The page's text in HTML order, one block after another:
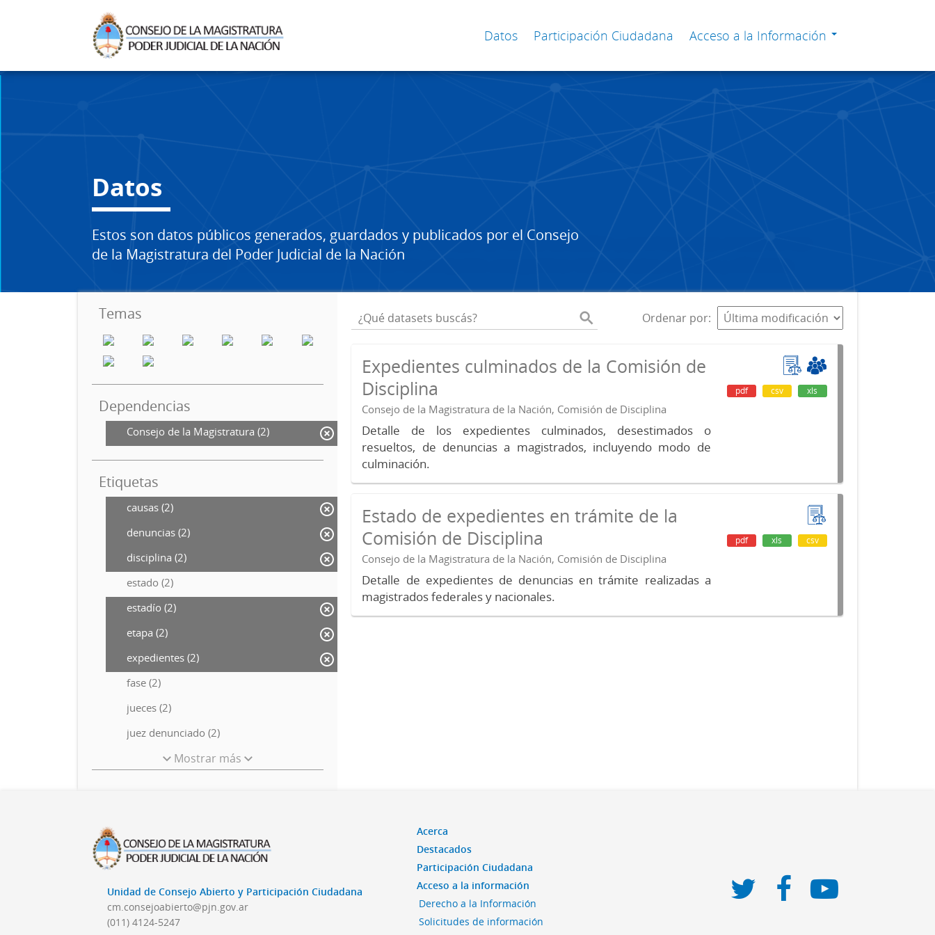
Datos Participación Ciudadana Acceso a la Información
Datos
Estos son datos públicos generados, guardados y publicados por el Consejo
de la Magistratura del Poder Judicial de la Nación
Temas
Dependencias
Consejo de la Magistratura (2)
Etiquetas
causas (2)
denuncias (2)
disciplina (2)
estado (2)
estadío (2)
etapa (2)
expedientes (2)
fase (2)
jueces (2)
juez denunciado (2)
Mostrar más
Ordenar por
Expedientes culminados de la Comisión de
Disciplina
Consejo de la Magistratura de la Nación, Comisión de Disciplina
Detalle de los expedientes culminados, desestimados o
resueltos, de denuncias a magistrados, incluyendo modo de
culminación.
pdf csv xls
Estado de expedientes en trámite de la
Comisión de Disciplina
Consejo de la Magistratura de la Nación, Comisión de Disciplina
Detalle de expedientes de denuncias en trámite realizadas a
magistrados federales y nacionales.
pdf xls csv
Unidad de Consejo Abierto y Participación Ciudadana
cm.consejoabierto@pjn.gov.ar
(011) 4124-5247
Acerca
Destacados
Participación Ciudadana
Acceso a la información
Derecho a la Información
Solicitudes de información